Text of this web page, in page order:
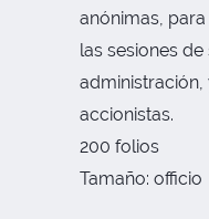
anónimas,
las sesiones
accionistas.
200 folios
Tamaño: officio